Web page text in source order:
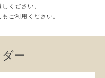
ください。
ご利用ください。
ー